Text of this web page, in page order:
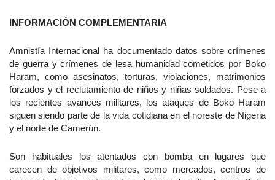
INFORMACIÓN COMPLEMENTARIA
Amnistía Internacional ha documentado datos sobre crímenes
de guerra y crímenes de lesa humanidad cometidos por Boko
Haram, como asesinatos, torturas, violaciones, matrimonios
forzados y el reclutamiento de niños y niñas soldados. Pese a
los recientes avances militares, los ataques de Boko Haram
siguen siendo parte de la vida cotidiana en el noreste de Nigeria
y el norte de Camerún.
Son habituales los atentados con bomba en lugares que
carecen de objetivos militares, como mercados, centros de